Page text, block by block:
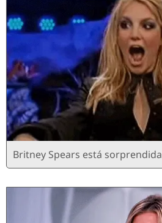
Britney Spears está sorprendida